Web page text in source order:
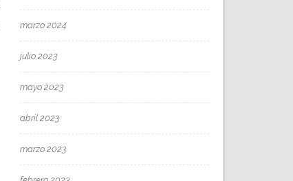
marzo 2024
julio 2023
mayo 2023
abril 2023
marzo 2023